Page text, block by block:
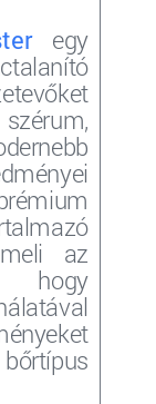
egy
az
hogy